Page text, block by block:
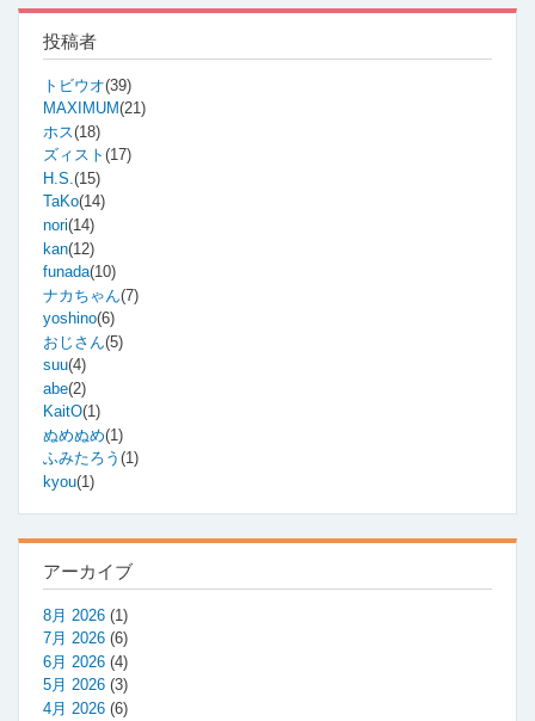
成
を
通
し
て
学
ぶ
Astro
の
送
り
投稿者
トビウオ(39)
MAXIMUM(21)
ホス(18)
ズィスト (17)
H.S. (15)
TaKo(14)
nori(14)
kan(12)
funada(10)
ナカちゃん(7)
yoshino(6)
おじさん(5)
suu(4)
abe(2)
KaitO(1)
ぬめぬめ(1)
ふみたろう (1)
kyou(1)
アーカイブ
8月 2026 (1)
7月 2026 (6)
6月 2026 (4)
5月 2026 (3)
4月 2026 (6)